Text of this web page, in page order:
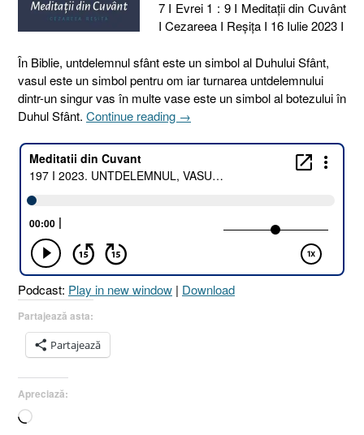
7 I Evrei 1 : 9 I Meditaţii din Cuvânt
I Cezareea I Reşiţa I 16 Iulie 2023 I
În Biblie, untdelemnul sfânt este un simbol al Duhului Sfânt,
vasul este un simbol pentru om iar turnarea untdelemnului
dintr-un singur vas în multe vase este un simbol al botezului în
Duhul Sfânt. Continue reading „197
2023.
UNTDELEMNUL,
VASUL
10.11
→
Podcast: Play in new window | Download
Partajează asta:
Partajează
Apreciază:
Încarc...